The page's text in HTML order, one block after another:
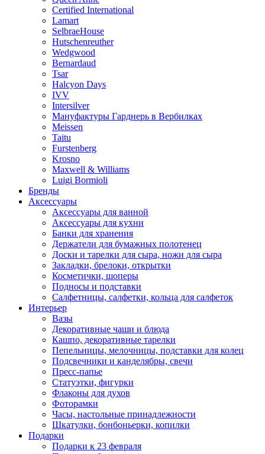
Certified International
Lamart
SelbraeHouse
Hutschenreuther
Wedgwood
Bernardaud
Tsar
Halcyon Days
IVV
Intersilver
Мануфактуры Гарднерь в Вербилках
Meissen
Taitu
Furstenberg
Krosno
Maxwell & Williams
Luigi Bormioli
Бренды
Аксессуары
Аксессуары для ванной
Аксессуары для кухни
Банки для хранения
Держатели для бумажных полотенец
Доски и тарелки для сыра, ножи для сыра
Закладки, брелоки, открытки
Косметички, шоперы
Подносы и подставки
Салфетницы, салфетки, кольца для салфеток
Интерьер
Вазы
Декоративные чаши и блюда
Кашпо, декоративные тарелки
Пепельницы, мелочницы, подставки для колец
Подсвечники и канделябры, свечи
Пресс-папье
Статуэтки, фигурки
Флаконы для духов
Фоторамки
Часы, настольные принадлежности
Шкатулки, бонбоньерки, копилки
Подарки
Подарки к 23 февраля